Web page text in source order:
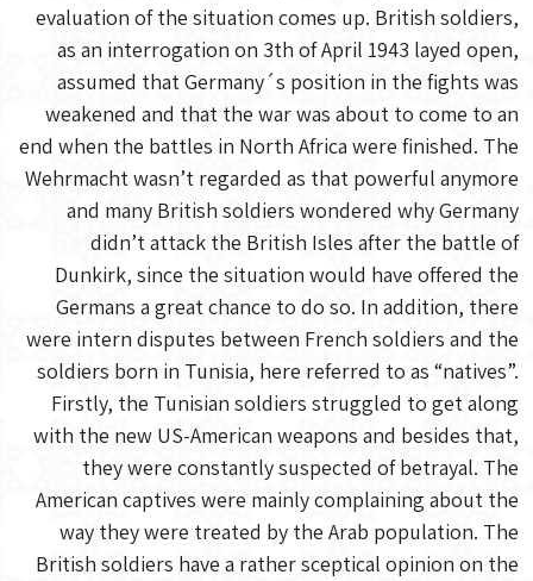
evaluation of the situation comes up. British soldiers,
as an interrogation on 3th of April 1943 layed open,
assumed that Germany´s position in the fights was
weakened and that the war was about to come to an
end when the battles in North Africa were finished. The
Wehrmacht wasn’t regarded as that powerful anymore
and many British soldiers wondered why Germany
didn’t attack the British Isles after the battle of
Dunkirk, since the situation would have offered the
Germans a great chance to do so. In addition, there
were intern disputes between French soldiers and the
soldiers born in Tunisia, here referred to as “natives”.
Firstly, the Tunisian soldiers struggled to get along
with the new US-American weapons and besides that,
they were constantly suspected of betrayal. The
American captives were mainly complaining about the
way they were treated by the Arab population. The
British soldiers have a rather sceptical opinion on the